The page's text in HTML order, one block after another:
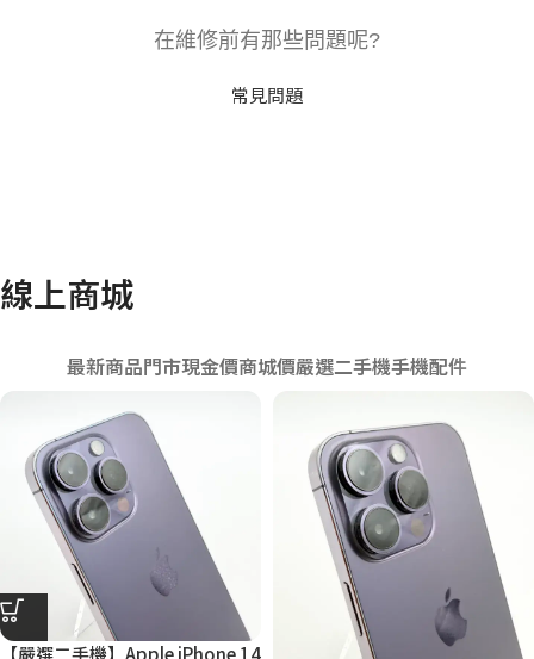
在維修前有那些問題呢?
常見問題
線上商城
最新商品門市現金價商城價嚴選二手機手機配件